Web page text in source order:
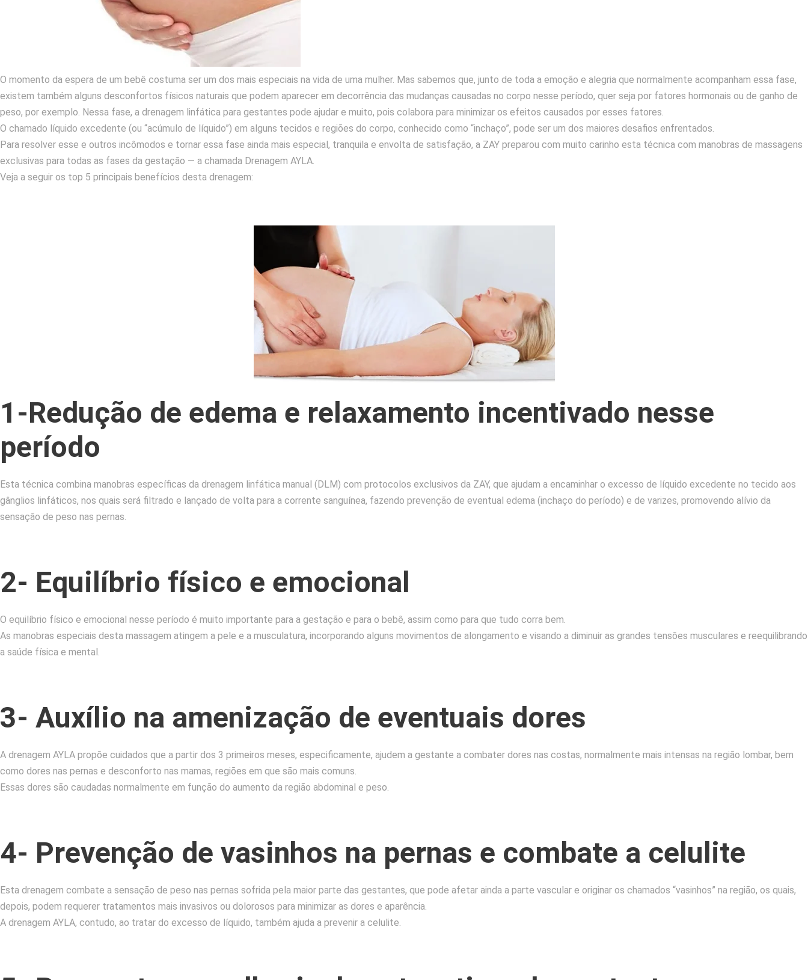
O momento da espera de um bebê costuma ser um dos mais especiais na vida de uma mulher. Mas sabemos que, junto de toda a emoção e alegria que normalmente acompanham essa fase,
existem também alguns desconfortos físicos naturais que podem aparecer em decorrência das mudanças causadas no corpo nesse período, quer seja por fatores hormonais ou de ganho de
peso, por exemplo. Nessa fase, a drenagem linfática para gestantes pode ajudar e muito, pois colabora para minimizar os efeitos causados por esses fatores.
O chamado líquido excedente (ou “acúmulo de líquido”) em alguns tecidos e regiões do corpo, conhecido como “inchaço”, pode ser um dos maiores desafios enfrentados.
Para resolver esse e outros incômodos e tornar essa fase ainda mais especial, tranquila e envolta de satisfação, a ZAY preparou com muito carinho esta técnica com manobras de massagens
exclusivas para todas as fases da gestação — a chamada Drenagem AYLA.
Veja a seguir os top 5 principais benefícios desta drenagem:
1-Redução de edema e relaxamento incentivado nesse
período
Esta técnica combina manobras específicas da drenagem linfática manual (DLM) com protocolos exclusivos da ZAY, que ajudam a encaminhar o excesso de líquido excedente no tecido aos
gânglios linfáticos, nos quais será filtrado e lançado de volta para a corrente sanguínea, fazendo prevenção de eventual edema (inchaço do período) e de varizes, promovendo alívio da
sensação de peso nas pernas.
2- Equilíbrio físico e emocional
O equilíbrio físico e emocional nesse período é muito importante para a gestação e para o bebê, assim como para que tudo corra bem.
As manobras especiais desta massagem atingem a pele e a musculatura, incorporando alguns movimentos de alongamento e visando a diminuir as grandes tensões musculares e reequilibrando
a saúde física e mental.
3- Auxílio na amenização de eventuais dores
A drenagem AYLA propõe cuidados que a partir dos 3 primeiros meses, especificamente, ajudem a gestante a combater dores nas costas, normalmente mais intensas na região lombar, bem
como dores nas pernas e desconforto nas mamas, regiões em que são mais comuns.
Essas dores são caudadas normalmente em função do aumento da região abdominal e peso.
4- Prevenção de vasinhos na pernas e combate a celulite
Esta drenagem combate a sensação de peso nas pernas sofrida pela maior parte das gestantes, que pode afetar ainda a parte vascular e originar os chamados “vasinhos” na região, os quais,
depois, podem requerer tratamentos mais invasivos ou dolorosos para minimizar as dores e aparência.
A drenagem AYLA, contudo, ao tratar do excesso de líquido, também ajuda a prevenir a celulite.